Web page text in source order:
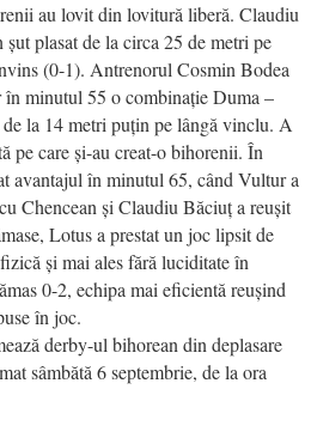
au lovit din lovitură liberă. Claudiu
plasat de la circa 25 de metri pe
(0-1). Antrenorul Cosmin Bodea
în minutul 55 o combinație Duma –
la 14 metri puțin pe lângă vinclu. A
pe care și-au creat-o bihorenii. În
avantajul în minutul 65, când Vultur a
Chencean și Claudiu Băciuț a reușit
Lotus a prestat un joc lipsit de
și mai ales fără luciditate în
0-2, echipa mai eficientă reușind
în joc.
derby-ul bihorean din deplasare
sâmbătă 6 septembrie, de la ora